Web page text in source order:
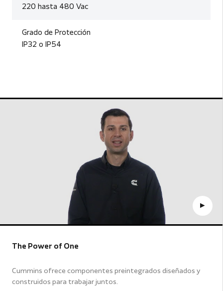
220 hasta 480 Vac
Grado de Protección
IP32 o IP54
The Power of One
Cummins ofrece componentes preintegrados diseñados y
construidos para trabajar juntos.